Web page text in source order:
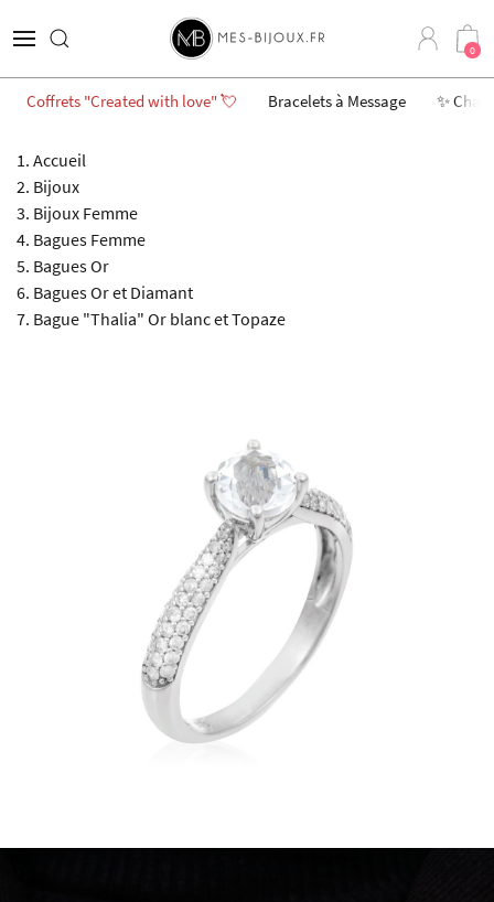
0
Coffrets "Created with love" 💘 Bracelets à Message ✨
Accueil
Bijoux
Bijoux Femme
Bagues Femme
Bagues Or
Bagues Or et Diamant
Bague "Thalia" Or blanc et Topaze